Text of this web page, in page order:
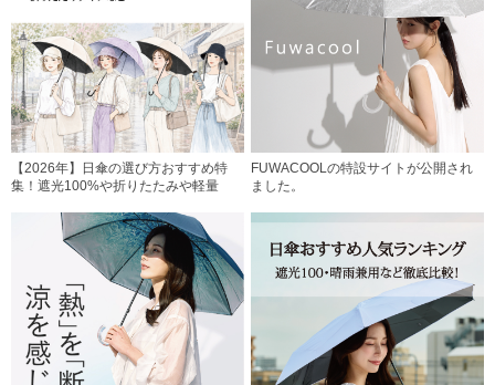
【2026年】日傘の選び方おすすめ特
集！遮光100%や折りたたみや軽量
FUWACOOLの特設サイトが公開され
ました。